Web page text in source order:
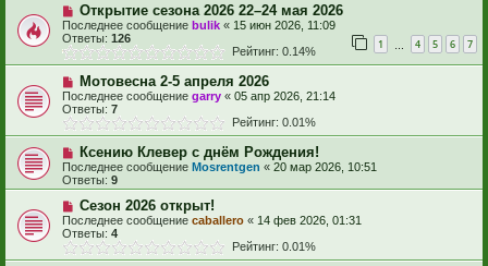
Открытие сезона 2026 22–24 мая 2026
Последнее сообщение bulik « 15 июн 2026, 11:09
Ответы: 126 1 4 5 6 7
Рейтинг: 0.14%
Мотовесна 2-5 апреля 2026
Последнее сообщение garry « 05 апр 2026, 21:14
Ответы: 7
Рейтинг: 0.01%
Ксению Клевер с днём Рождения!
Последнее сообщение Mosrentgen « 20 мар 2026, 10:51
Ответы: 9
Сезон 2026 открыт!
Последнее сообщение caballero « 14 фев 2026, 01:31
Ответы: 4
Рейтинг: 0.01%